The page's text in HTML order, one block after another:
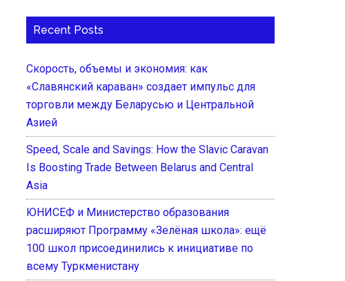
Recent Posts
Скорость, объемы и экономия: как
«Славянский караван» создает импульс для
торговли между Беларусью и Центральной
Азией
Speed, Scale and Savings: How the Slavic Caravan
Is Boosting Trade Between Belarus and Central
Asia
ЮНИСЕФ и Министерство образования
расширяют Программу «Зелёная школа»: ещё
100 школ присоединились к инициативе по
всему Туркменистану